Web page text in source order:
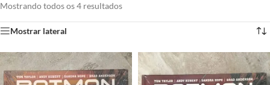
Mostrando todos os 4 resultados
Mostrar lateral